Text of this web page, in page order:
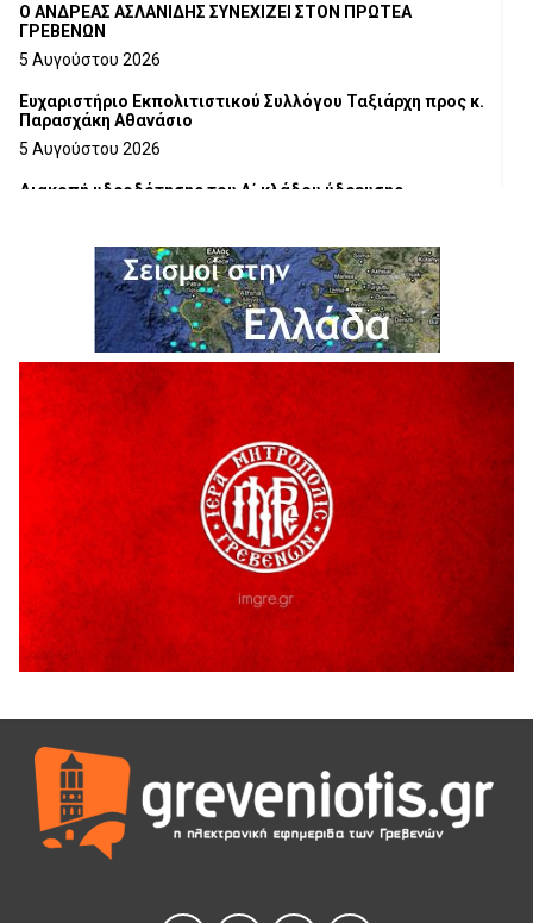
Ο ΑΝΔΡΕΑΣ ΑΣΛΑΝΙΔΗΣ ΣΥΝΕΧΙΖΕΙ ΣΤΟΝ ΠΡΩΤΕΑ
ΓΡΕΒΕΝΩΝ
5 Αυγούστου 2026
Ευχαριστήριο Εκπολιτιστικού Συλλόγου Ταξιάρχη προς κ.
Παρασχάκη Αθανάσιο
5 Αυγούστου 2026
Διακοπή υδροδότησης του Α΄ κλάδου ύδρευσης
Η Marseaux στα Γρεβενά για μια μοναδική συναυλία
5 Αυγούστου 2026
Θερινό Σινεμά στο πλαίσιο του «Πολιτιστικού
Καλοκαιριού 2026» με την βραβευμένη ταινία «Μικρές
Ανάσες».
5 Αυγούστου 2026
Γρεβενά: Συνελήφθη 18χρονος αλλοδαπός, για κλοπή
εξοπλισμού γυμναστηρίου
ΑΗ ΛΑΟΣ | 5 Αυγούστου | Υπαίθριο Θέατρο “Καστράκι”,
41η Γιορτή Κρασιού στο Τρίκωμο – «Γιορτή Παράδοσης»
5 Αυγούστου 2026
ΕΥΧΑΡΙΣΤΙΕΣ Φυσιολατρικού Συλλόγου Γρεβενών
4 Αυγούστου 2026
Έκτακτη χρηματοδότηση 400.000€ για επιπλέον εργασίες